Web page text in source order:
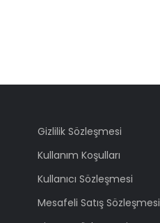
Gizlilik Sözleşmesi
Kullanım Koşulları
Kullanıcı Sözleşmesi
Mesafeli Satış Sözleşmesi